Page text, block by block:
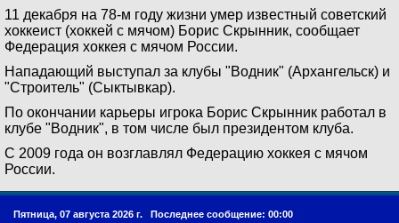
11 декабря на 78-м году жизни умер известный советский
хоккеист (хоккей с мячом) Борис Скрынник, сообщает
Федерация хоккея с мячом России.
Нападающий выступал за клубы "Водник" (Архангельск) и
"Строитель" (Сыктывкар).
По окончании карьеры игрока Борис Скрынник работал в
клубе "Водник", в том числе был президентом клуба.
С 2009 года он возглавлял Федерацию хоккея с мячом
России.
Пятница, 07 августа 2026 г. Последнее сообщение: 00:00